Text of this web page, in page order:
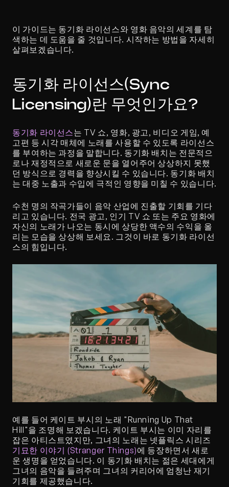
이 가이드는 동기화 라이선스와 영화 음악의 세계를 탐
색하는 데 도움을 줄 것입니다. 시작하는 방법을 자세히
살펴보겠습니다.
동기화 라이선스(Sync
Licensing)란 무엇인가요?
동기화 라이선스는 TV 쇼, 영화, 광고, 비디오 게임, 예
고편 등 시각 매체에 노래를 사용할 수 있도록 라이선스
를 부여하는 과정을 말합니다. 동기화 배치는 전문적으
로나 재정적으로 새로운 문을 열어주어 상상하지 못했
던 방식으로 경력을 향상시킬 수 있습니다. 동기화 배치
는 대중 노출과 수입에 극적인 영향을 미칠 수 있습니다.
수천 명의 작곡가들이 음악 산업에 진출할 기회를 기다
리고 있습니다. 전국 광고, 인기 TV 쇼 또는 주요 영화에
자신의 노래가 나오는 동시에 상당한 액수의 수익을 올
리는 모습을 상상해 보세요. 그것이 바로 동기화 라이선
스의 힘입니다.
예를 들어 케이트 부시의 노래 "Running Up That
Hill"을 조명해 보겠습니다. 케이트 부시는 이미 자리를
기묘한 이야기 (Stranger Things)에 등장하면서 새로
운 생명을 얻었습니다. 이 동기화 배치는 젊은 세대에게
그녀의 음악을 들려주며 그녀의 커리어에 엄청난 재기
기회를 제공했습니다.